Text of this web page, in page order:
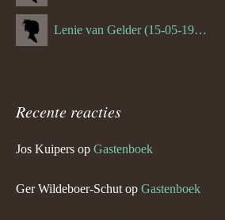
Lenie van Gelder (15-05-1970)
Recente reacties
Jos Kuipers op Gastenboek
Ger Wildeboer-Schut op Gastenboek